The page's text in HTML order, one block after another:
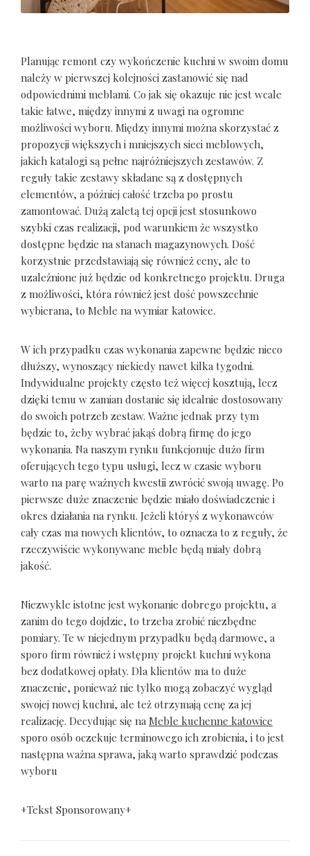
Planując remont czy wykończenie kuchni w swoim domu
należy w pierwszej kolejności zastanowić się nad
odpowiednimi meblami. Co jak się okazuje nie jest wcale
takie łatwe, między innymi z uwagi na ogromne
możliwości wyboru. Między innymi można skorzystać z
propozycji większych i mniejszych sieci meblowych,
jakich katalogi są pełne najróżniejszych zestawów. Z
reguły takie zestawy składane są z dostępnych
elementów, a później całość trzeba po prostu
zamontować. Dużą zaletą tej opcji jest stosunkowo
szybki czas realizacji, pod warunkiem że wszystko
dostępne będzie na stanach magazynowych. Dość
korzystnie przedstawiają się również ceny, ale to
uzależnione już będzie od konkretnego projektu. Druga
z możliwości, która również jest dość powszechnie
wybierana, to Meble na wymiar katowice.
W ich przypadku czas wykonania zapewne będzie nieco
dłuższy, wynoszący niekiedy nawet kilka tygodni.
Indywidualne projekty często też więcej kosztują, lecz
dzięki temu w zamian dostanie się idealnie dostosowany
do swoich potrzeb zestaw. Ważne jednak przy tym
będzie to, żeby wybrać jakąś dobrą firmę do jego
wykonania. Na naszym rynku funkcjonuje dużo firm
oferujących tego typu usługi, lecz w czasie wyboru
warto na parę ważnych kwestii zwrócić swoją uwagę. Po
pierwsze duże znaczenie będzie miało doświadczenie i
okres działania na rynku. Jeżeli któryś z wykonawców
cały czas ma nowych klientów, to oznacza to z reguły, że
rzeczywiście wykonywane meble będą miały dobrą
jakość.
Niezwykle istotne jest wykonanie dobrego projektu, a
zanim do tego dojdzie, to trzeba zrobić niezbędne
pomiary. Te w niejednym przypadku będą darmowe, a
sporo firm również i wstępny projekt kuchni wykona
bez dodatkowej opłaty. Dla klientów ma to duże
znaczenie, ponieważ nie tylko mogą zobaczyć wygląd
swojej nowej kuchni, ale też otrzymają cenę za jej
realizację. Decydując się na Meble kuchenne katowice
sporo osób oczekuje terminowego ich zrobienia, i to jest
następna ważna sprawa, jaką warto sprawdzić podczas
wyboru
+Tekst Sponsorowany+